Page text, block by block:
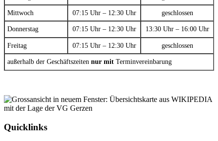
Mittwoch 07:15 Uhr – 12:30 Uhr geschlossen
Donnerstag 07:15 Uhr – 12:30 Uhr 13:30 Uhr – 16:00 Uhr
Freitag 07:15 Uhr – 12:30 Uhr geschlossen
außerhalb der Geschäftszeiten nur mit Terminvereinbarung
Quicklinks